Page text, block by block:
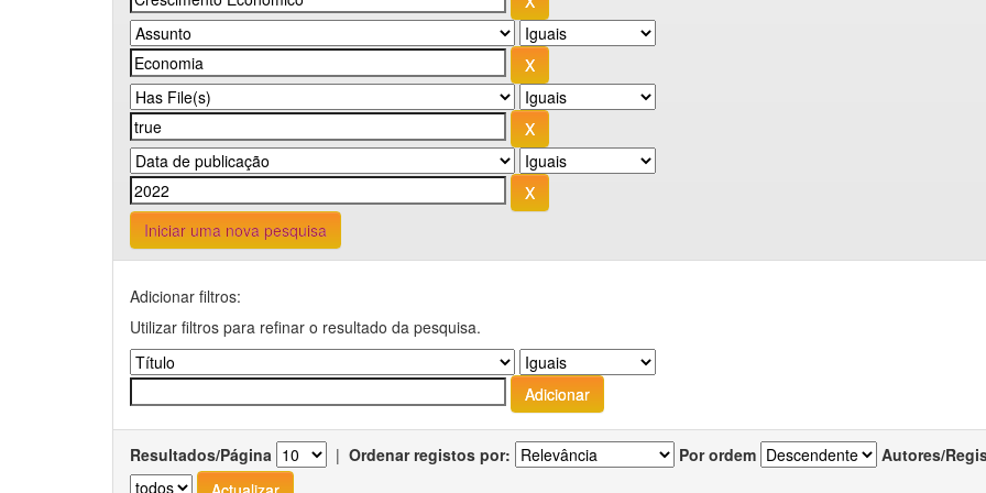
Iniciar uma nova pesquisa
Adicionar filtros:
Utilizar filtros para refinar o resultado da pesquisa.
Resultados/Página | Ordenar registos por: Por ordem Autores/